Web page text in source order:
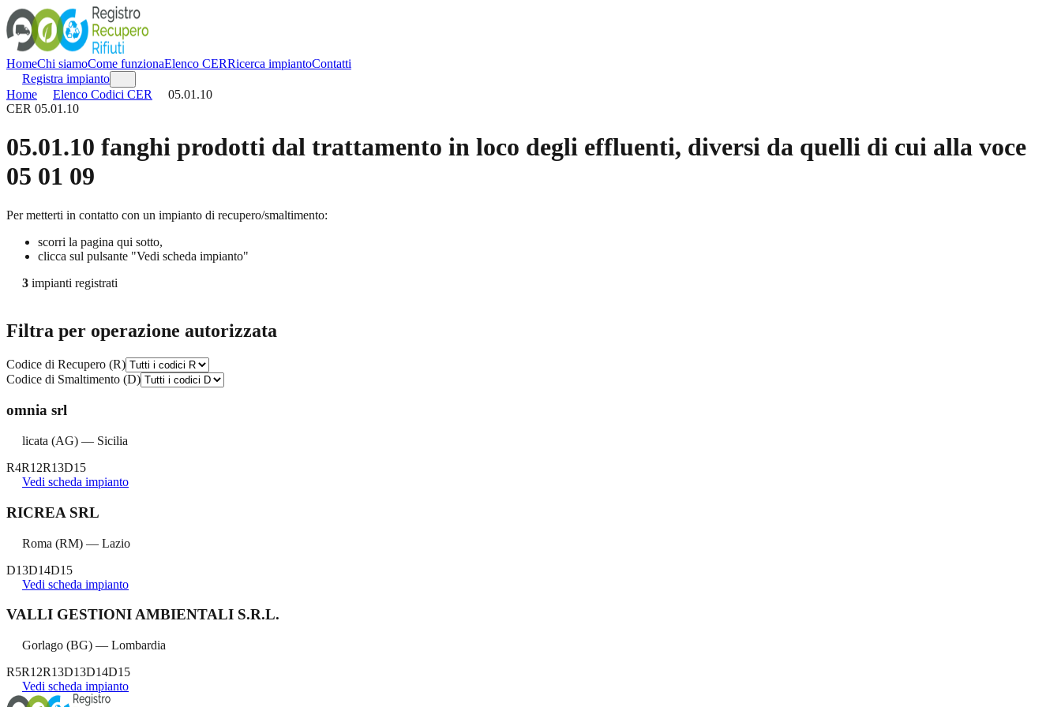
HomeChi siamoCome funzionaElenco CERRicerca impiantoContatti
Registra impianto
Home
Elenco Codici CER
05.01.10
CER 05.01.10
05.01.10 fanghi prodotti dal trattamento in loco degli effluenti, diversi da quelli di cui alla voce
05 01 09
Per metterti in contatto con un impianto di recupero/smaltimento:
scorri la pagina qui sotto,
clicca sul pulsante "Vedi scheda impianto"
3 impianti registrati
Filtra per operazione autorizzata
Codice di Recupero (R)
Codice di Smaltimento (D)
omnia srl
licata (AG) — Sicilia
R4R12R13D15
Vedi scheda impianto
RICREA SRL
Roma (RM) — Lazio
D13D14D15
Vedi scheda impianto
VALLI GESTIONI AMBIENTALI S.R.L.
Gorlago (BG) — Lombardia
R5R12R13D13D14D15
Vedi scheda impianto